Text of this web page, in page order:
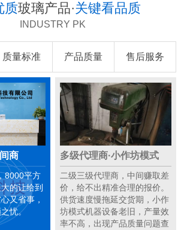
质玻璃产品·关键看品质
INDUSTRY PK
质量标准 产品质量 售后服务
商
8000平方
的让给到
又省事，
忧。
多级代理商·小作坊模式
二级三级代理商，中间赚取差
价，给不出精准合理的报价。
供货速度慢拖延交货期，小作
坊模式机器设备老旧，产量效
率不高，出现产品质量问题查